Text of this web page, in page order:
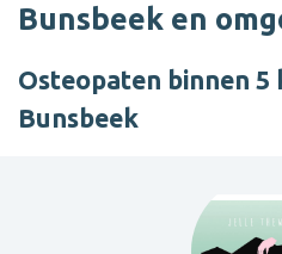
Bunsbeek en
Osteopaten binnen
Bunsbeek